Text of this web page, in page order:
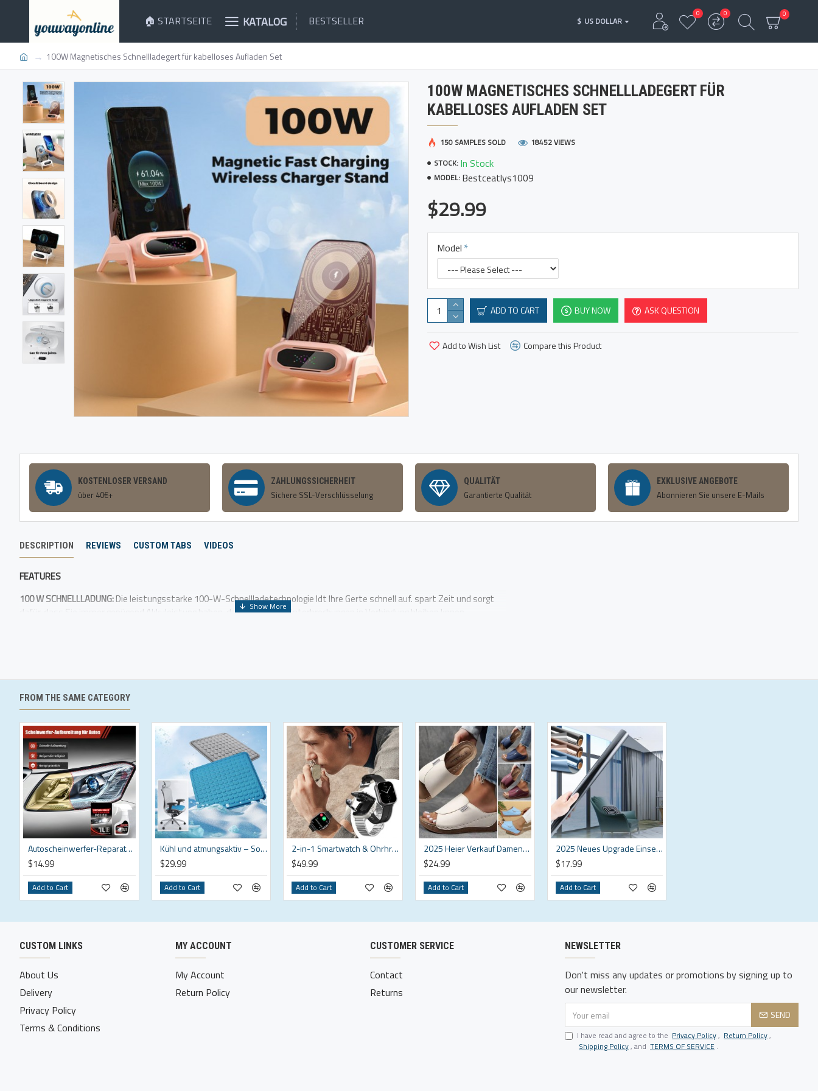
🏠 STARTSEITE KATALOG BESTSELLER $ US DOLLAR
0 0 0
100W Magnetisches Schnellladegert für kabelloses Aufladen Set
100W MAGNETISCHES SCHNELLLADEGERT FÜR
KABELLOSES AUFLADEN SET
STOCK: In Stock
MODEL: Bestceatlys1009
150 SAMPLES SOLD 18452 VIEWS
$29.99
Model
ADD TO CART BUY NOW ASK QUESTION
Add to Wish List Compare this Product
KOSTENLOSER VERSAND
über 40€+
ZAHLUNGSSICHERHEIT
Sichere SSL-Verschlüsselung
QUALITÄT
Garantierte Qualität
EXKLUSIVE ANGEBOTE
Abonnieren Sie unsere E-Mails
DESCRIPTION REVIEWS CUSTOM TABS VIDEOS
FEATURES
100 W SCHNELLLADUNG:Die leistungsstarke 100-W-Schnellladetechnologie ldt Ihre Gerte schnell auf. spart Zeit und sorgt
dafür. dass Sie immer genügend Akkuleistung haben. damit Sie ohne Unterbrechungen in Verbindung bleiben knnen.
FROM THE SAME CATEGORY
Autoscheinwerfer-Reparaturset – Professionelle Politur mit Schwamm und Versiegelung, klar und einfach anzuwenden, UV-Schutz
$14.99
Add to Cart
Kühl und atmungsaktiv – Sommer Gel Kissen für Sedentary Sessions
$29.99
Add to Cart
2-in-1 Smartwatch & Ohrhrer – Alles in einem!
$49.99
Add to Cart
2025 Heier Verkauf Damen Freizeit-Pantoletten mit Keilabsatz
$24.99
Add to Cart
2025 Neues Upgrade Einseitige Wrmedmm-Sichtschutzfolie aus Glas
$17.99
Add to Cart
CUSTOM LINKS
About Us
Delivery
Privacy Policy
Terms & Conditions
MY ACCOUNT
My Account
Return Policy
CUSTOMER SERVICE
Contact
Returns
NEWSLETTER
Don't miss any updates or promotions by signing up to
our newsletter.
SEND
I have read and agree to the Privacy Policy, Return Policy,
Shipping Policy, and TERMS OF SERVICE .